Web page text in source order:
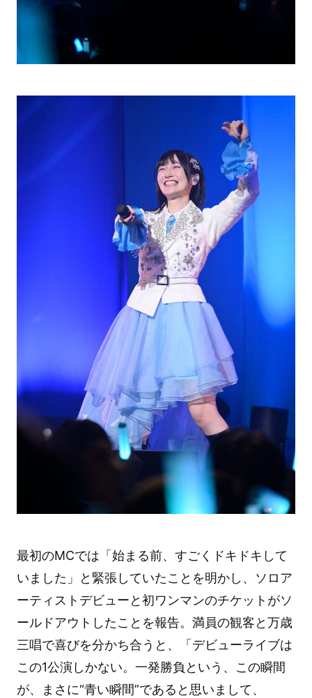
最初のMCでは「始まる前、すごくドキドキして
いました」と緊張していたことを明かし、ソロア
ーティストデビューと初ワンマンのチケットがソ
ールドアウトしたことを報告。満員の観客と万歳
三唱で喜びを分かち合うと、「デビューライブは
この1公演しかない。一発勝負という、この瞬間
が、まさに“青い瞬間”であると思いまして、